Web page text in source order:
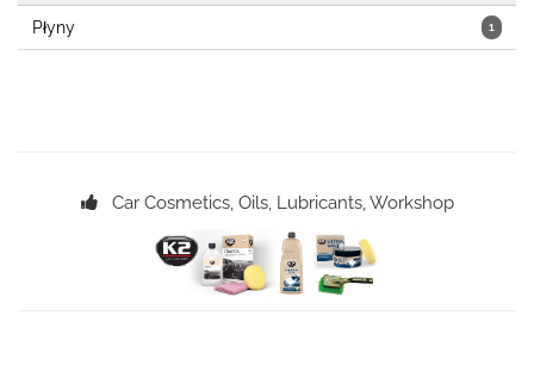
1
Płyny
Car Cosmetics, Oils, Lubricants, Workshop